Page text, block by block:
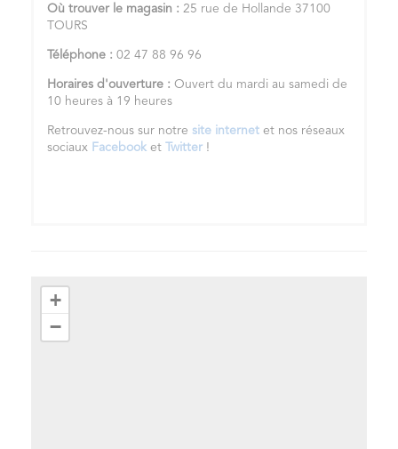
Où trouver le magasin : 25 rue de Hollande 37100
TOURS
Téléphone : 02 47 88 96 96
Horaires d'ouverture : Ouvert du mardi au samedi de
10 heures à 19 heures
Retrouvez-nous sur notre site internet et nos réseaux
sociaux Facebook et Twitter !
+
−